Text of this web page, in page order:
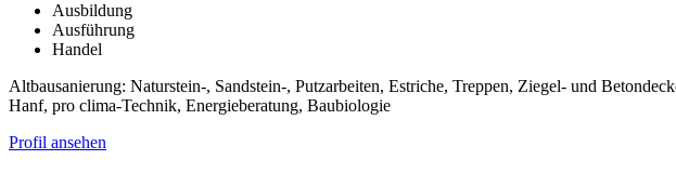
Ausbildung
Ausführung
Handel
Altbausanierung: Naturstein-, Sandstein-, Putzarbeiten, Estriche, Treppen, Ziegel- und
Hanf, pro clima-Technik, Energieberatung, Baubiologie
Profil ansehen